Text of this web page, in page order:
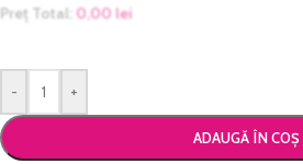
Preț Total: 0,00lei
- +
ADAUGĂ ÎN COȘ